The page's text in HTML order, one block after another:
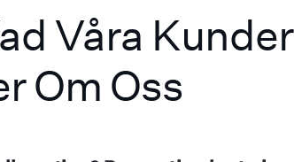
Våra Kunder
Om Oss